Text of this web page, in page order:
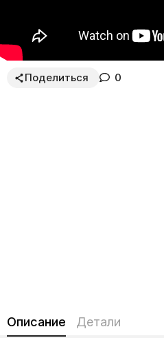
Поделиться 0
Описание Детали